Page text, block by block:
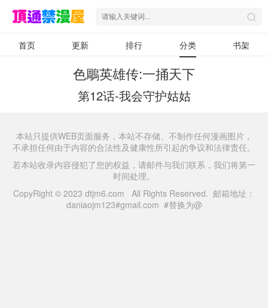
首页 更新 排行 分类 书架
色鵰英雄传:一捅天下
第12话-我会守护姑姑
本站只提供WEB页面服务，本站不存储、不制作任何漫画图片，
不承担任何由于内容的合法性及健康性所引起的争议和法律责任。
若本站收录内容侵犯了您的权益，请邮件与我们联系，我们将第一
时间处理。
CopyRight © 2023 dtjm6.com All Rights Reserved. 邮箱地址：
daniaojm123#gmail.com #替换为@